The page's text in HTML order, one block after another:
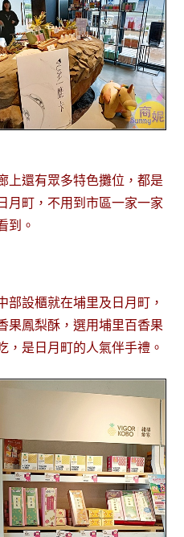
上還有眾多特色攤位，都是
月町，不用到市區一家一家
到。
部設櫃就在埔里及日月町，
果鳳梨酥，選用埔里百香果
，是日月町的人氣伴手禮。